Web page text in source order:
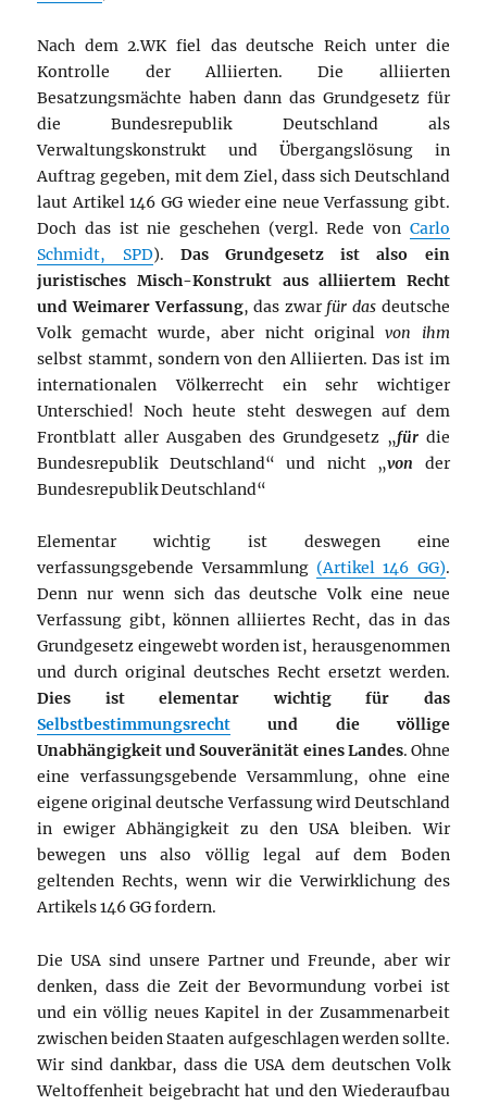
Nach dem 2.WK fiel das deutsche Reich unter die
Kontrolle der Alliierten. Die alliierten
Besatzungsmächte haben dann das Grundgesetz für
die Bundesrepublik Deutschland als
Verwaltungskonstrukt und Übergangslösung in
Auftrag gegeben, mit dem Ziel, dass sich Deutschland
laut Artikel 146 GG wieder eine neue Verfassung gibt.
Doch das ist nie geschehen (vergl. Rede von Carlo
Schmidt, SPD). Das Grundgesetz ist also ein
juristisches Misch-Konstrukt aus alliiertem Recht
und Weimarer Verfassung, das zwar für dasdeutsche
Volk gemacht wurde, aber nicht originalvon ihm
selbst stammt, sondern von den Alliierten. Das ist im
internationalen Völkerrecht ein sehr wichtiger
Unterschied! Noch heute steht deswegen auf dem
Frontblatt aller Ausgaben des Grundgesetz „fürdie
Bundesrepublik Deutschland“ und nicht „von der
Bundesrepublik Deutschland“
Elementar wichtig ist deswegen eine
verfassungsgebende Versammlung (Artikel 146 GG).
Denn nur wenn sich das deutsche Volk eine neue
Verfassung gibt, können alliiertes Recht, das in das
Grundgesetz eingewebt worden ist, herausgenommen
und durch original deutsches Recht ersetzt werden.
Dies ist elementar wichtig für das
Selbstbestimmungsrecht und die völlige
Unabhängigkeit und Souveränität eines Landes. Ohne
eine verfassungsgebende Versammlung, ohne eine
eigene original deutsche Verfassung wird Deutschland
in ewiger Abhängigkeit zu den USA bleiben. Wir
bewegen uns also völlig legal auf dem Boden
geltenden Rechts, wenn wir die Verwirklichung des
Artikels 146 GG fordern.
Die USA sind unsere Partner und Freunde, aber wir
denken, dass die Zeit der Bevormundung vorbei ist
und ein völlig neues Kapitel in der Zusammenarbeit
zwischen beiden Staaten aufgeschlagen werden sollte.
Wir sind dankbar, dass die USA dem deutschen Volk
Weltoffenheit beigebracht hat und den Wiederaufbau